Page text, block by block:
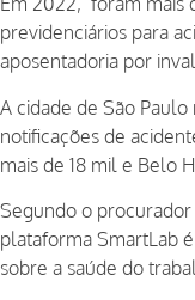
previdenciários para
aposentadoria por
A cidade de São Paulo
notificações de
mais de 18 mil e Belo
Segundo o procurador
plataforma SmartLab
sobre a saúde do